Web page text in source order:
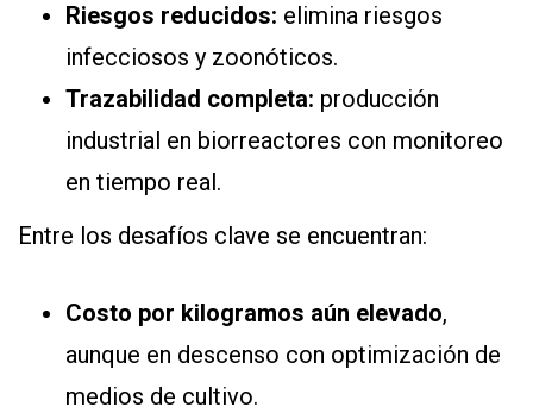
Riesgos reducidos: elimina riesgos
infecciosos y zoonóticos.
Trazabilidad completa: producción
industrial en biorreactores con monitoreo
en tiempo real.
Entre los desafíos clave se encuentran:
Costo por kilogramos aún elevado,
aunque en descenso con optimización de
medios de cultivo.